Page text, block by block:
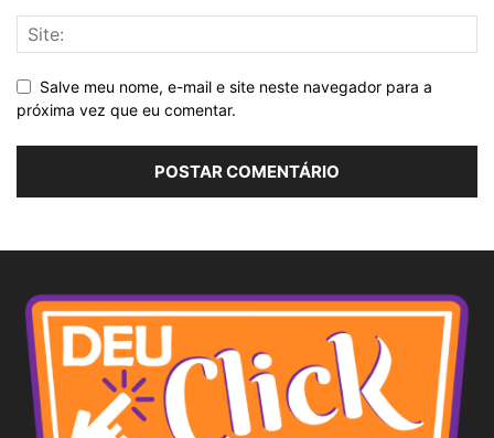
Salve meu nome, e-mail e site neste navegador para a
próxima vez que eu comentar.